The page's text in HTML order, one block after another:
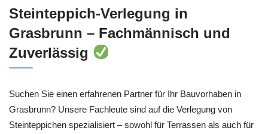
Steinteppich-Verlegung in
Grasbrunn – Fachmännisch und
Zuverlässig
Suchen Sie einen erfahrenen Partner für Ihr Bauvorhaben in
Grasbrunn? Unsere Fachleute sind auf die Verlegung von
Steinteppichen spezialisiert – sowohl für Terrassen als auch für